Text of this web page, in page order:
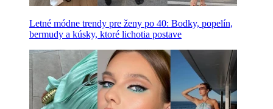
Letné módne trendy pre ženy po 40: Bodky, popelín,
bermudy a kúsky, ktoré lichotia postave